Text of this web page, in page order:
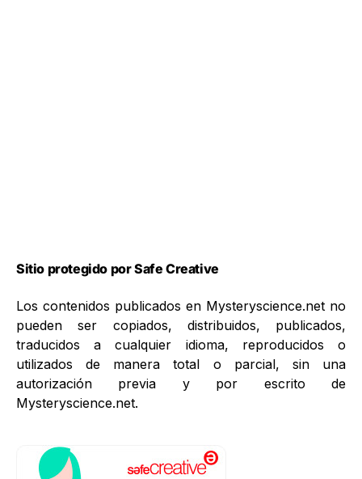
Sitio protegido por Safe Creative
Los contenidos publicados en Mysteryscience.net no
pueden ser copiados, distribuidos, publicados,
traducidos a cualquier idioma, reproducidos o
utilizados de manera total o parcial, sin una
autorización previa y por escrito de
Mysteryscience.net.